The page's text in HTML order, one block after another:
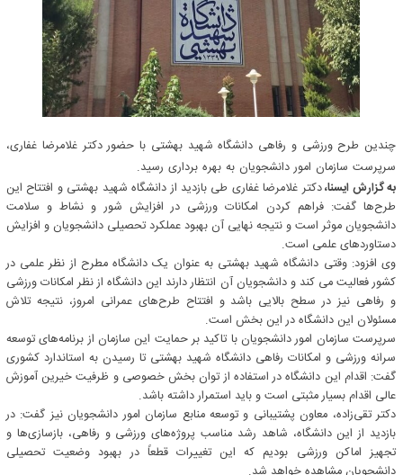
چندین طرح ورزشی و رفاهی دانشگاه شهید بهشتی با حضور دکتر غلامرضا غفاری،
سرپرست سازمان امور دانشجویان به بهره برداری رسید.
به گزارش ایسنا،دکتر غلامرضا غفاری طی بازدید از دانشگاه شهید بهشتی و افتتاح این
طرح‌ها گفت: فراهم کردن امکانات ورزشی در افزایش شور و نشاط و سلامت
دانشجویان موثر است و نتیجه نهایی آن بهبود عملکرد تحصیلی دانشجویان و افزایش
دستاوردهای علمی است.
وی افزود: وقتی دانشگاه شهید بهشتی به عنوان یک دانشگاه مطرح از نظر علمی در
کشور فعالیت می کند و دانشجویان آن انتظار دارند این دانشگاه از نظر امکانات ورزشی
و رفاهی نیز در سطح بالایی باشد و افتتاح طرح‌های عمرانی امروز، نتیجه تلاش
مسئولان این دانشگاه در این بخش است.
سرپرست سازمان امور دانشجویان با تاکید بر حمایت این سازمان از برنامه‌های توسعه
سرانه ورزشی و امکانات رفاهی دانشگاه شهید بهشتی تا رسیدن به استاندارد کشوری
گفت: اقدام این دانشگاه در استفاده از توان بخش خصوصی و ظرفیت خیرین آموزش
عالی اقدام بسیار مثبتی است و باید استمرار داشته باشد.
دکتر تقی‌زاده، معاون پشتیبانی و توسعه منابع سازمان امور دانشجویان نیز گفت: در
بازدید از این دانشگاه، شاهد رشد مناسب پروژه‌های ورزشی و رفاهی، بازسازی‌ها و
تجهیز اماکن ورزشی بودیم که این تغییرات قطعاً در بهبود وضعیت تحصیلی